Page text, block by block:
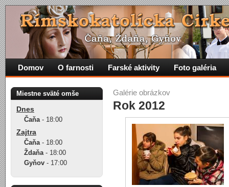
Galérie obrázkov
Rok 2012
Domov O farnosti Farské aktivity Foto galéria
Miestne sväté omše
Dnes
Čaňa- 18:00
Zajtra
Čaňa- 18:00
Ždaňa- 18:00
Gyňov - 17:00